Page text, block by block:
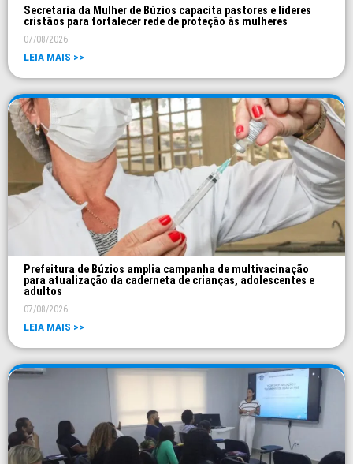
Secretaria da Mulher de Búzios capacita pastores e líderes
cristãos para fortalecer rede de proteção às mulheres
07/08/2026
LEIA MAIS >>
Prefeitura de Búzios amplia campanha de multivacinação
para atualização da caderneta de crianças, adolescentes e
adultos
07/08/2026
LEIA MAIS >>